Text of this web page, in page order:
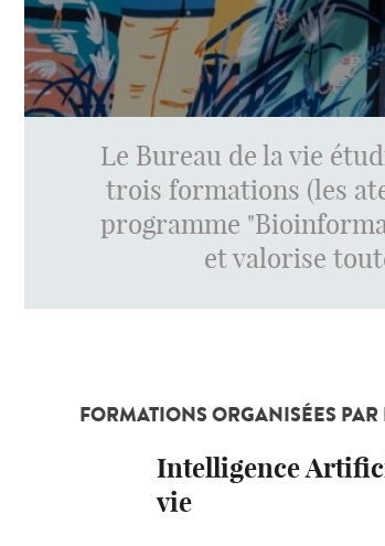
Le Bureau de la vie
trois formations (les
programme
et valorise
FORMATIONS ORGANISÉES
Intelligence
vie